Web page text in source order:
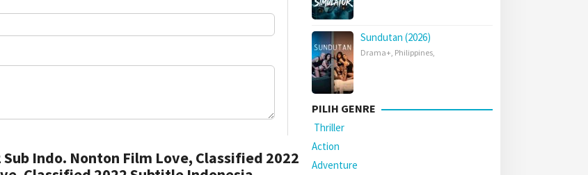
Indo. Nonton Film Love, Classified 2022
Sundutan (2026)
Drama+, Philippines,
PILIH GENRE
Thriller
Action
Adventure